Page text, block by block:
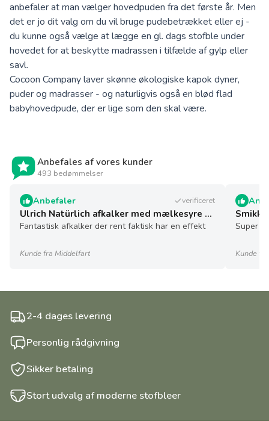
anbefaler at man vælger hovedpuden fra det første år. Men
det er jo dit valg om du vil bruge pudebetrækket eller ej -
du kunne også vælge at lægge en gl. dags stofble under
hovedet for at beskytte madrassen i tilfælde af gylp eller
savl.
Cocoon Company laver skønne økologiske kapok dyner,
puder og madrasser - og naturligvis også en blød flad
babyhovedpude, der er lige som den skal være.
Anbefales af vores kunder
493 bedømmelser
Anbefaler verificeret
Ulrich Natürlich afkalker med mælkesyre - 5 l - økologisk
Fantastisk afkalker der rent faktisk har en effekt
Kunde fra Middelfart
Super
Kunde
2-4 dages levering
Personlig rådgivning
Sikker betaling
Stort udvalg af moderne stofbleer